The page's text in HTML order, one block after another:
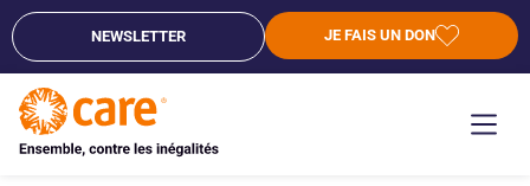
NEWSLETTER JE FAIS UN DON